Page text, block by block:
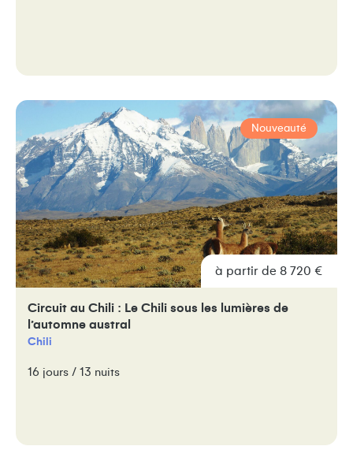
Nouveauté
à partir de 8 720 €
Circuit au Chili : Le Chili sous les lumières de
l’automne austral
Chili
16 jours / 13 nuits